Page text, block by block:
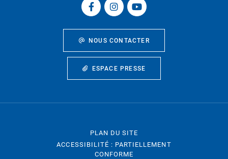
NOUS CONTACTER
ESPACE PRESSE
PLAN DU SITE
ACCESSIBILITÉ : PARTIELLEMENT
CONFORME